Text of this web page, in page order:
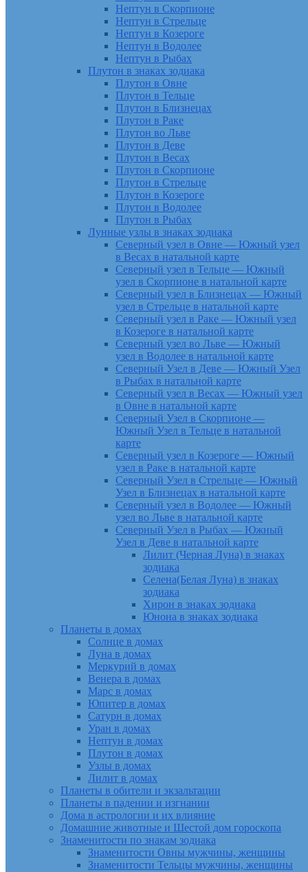
Нептун в Скорпионе
Нептун в Стрельце
Нептун в Козероге
Нептун в Водолее
Нептун в Рыбах
Плутон в знаках зодиака
Плутон в Овне
Плутон в Тельце
Плутон в Близнецах
Плутон в Раке
Плутон во Льве
Плутон в Деве
Плутон в Весах
Плутон в Скорпионе
Плутон в Стрельце
Плутон в Козероге
Плутон в Водолее
Плутон в Рыбах
Лунные узлы в знаках зодиака
Северный узел в Овне — Южный узел
в Весах в натальной карте
Северный узел в Тельце — Южный
узел в Скорпионе в натальной карте
Северный узел в Близнецах — Южный
узел в Стрельце в натальной карте
Северный узел в Раке — Южный узел
в Козероге в натальной карте
Северный узел во Льве — Южный
узел в Водолее в натальной карте
Северный Узел в Деве — Южный Узел
в Рыбах в натальной карте
Северный узел в Весах — Южный узел
в Овне в натальной карте
Северный Узел в Скорпионе —
Южный Узел в Тельце в натальной
карте
Северный узел в Козероге — Южный
узел в Раке в натальной карте
Северный Узел в Стрельце — Южный
Узел в Близнецах в натальной карте
Северный узел в Водолее — Южный
узел во Льве в натальной карте
Северный Узел в Рыбах — Южный
Узел в Деве в натальной карте
Лилит (Черная Луна) в знаках
зодиака
Селена(Белая Луна) в знаках
зодиака
Хирон в знаках зодиака
Юнона в знаках зодиака
Планеты в домах
Солнце в домах
Луна в домах
Меркурий в домах
Венера в домах
Марс в домах
Юпитер в домах
Сатурн в домах
Уран в домах
Нептун в домах
Плутон в домах
Узлы в домах
Лилит в домах
Планеты в обители и экзальтации
Планеты в падении и изгнании
Дома в астрологии и их влияние
Домашние животные и Шестой дом гороскопа
Знаменитости по знакам зодиака
Знаменитости Овны мужчины, женщины
Знаменитости Тельцы мужчины, женщины